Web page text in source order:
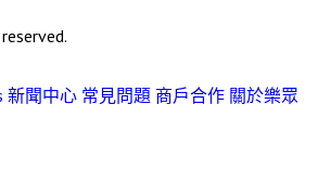
新聞中心 常見問題 商戶合作 關於樂眾